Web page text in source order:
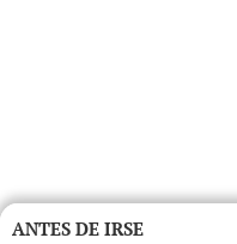
ANTES DE IRSE